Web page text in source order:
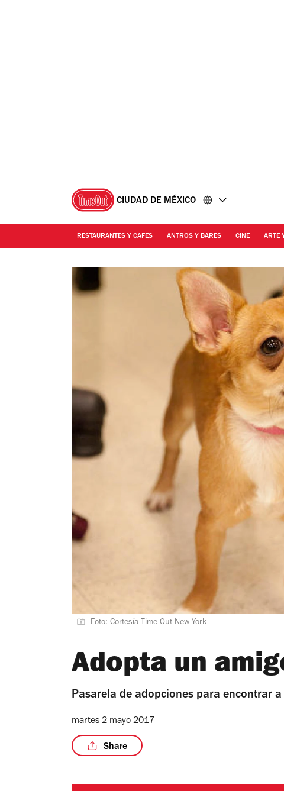
CIUDAD DE MÉXICO
RESTAURANTES Y CAFES ANTROS Y BARES CINE ARTE
Foto: Cortesía Time Out New York
Adopta un
Pasarela de adopciones para encontrar
martes 2 mayo 2017
Share